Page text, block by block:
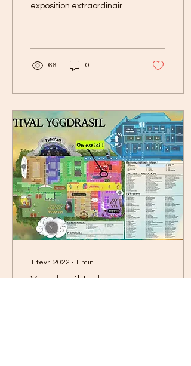
exposition extraordinaire
66 0
1 févr. 2022 ∙ 1 min
Yggdrasil Indoor nous